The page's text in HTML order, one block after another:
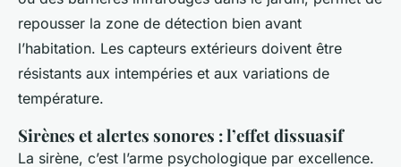
repousser la zone de détection bien avant
l’habitation. Les capteurs extérieurs doivent être
résistants aux intempéries et aux variations de
température.
Sirènes et alertes sonores : l’effet dissuasif
La sirène, c’est l’arme psychologique par excellence.